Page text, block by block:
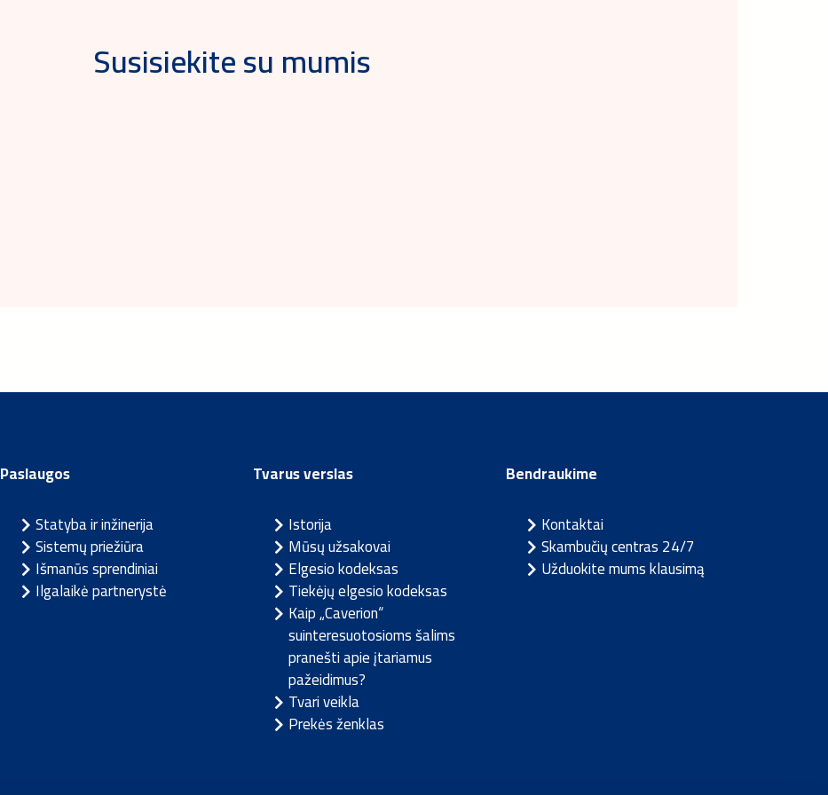
Susisiekite su mumis
Paslaugos
Statyba ir inžinerija
Sistemų priežiūra
Išmanūs sprendiniai
Ilgalaikė partnerystė
Tvarus verslas
Istorija
Mūsų užsakovai
Elgesio kodeksas
Tiekėjų elgesio kodeksas
Kaip „Caverion“
suinteresuotosioms šalims
pranešti apie įtariamus
pažeidimus?
Tvari veikla
Prekės ženklas
Bendraukime
Kontaktai
Skambučių centras 24/7
Užduokite mums klausimą